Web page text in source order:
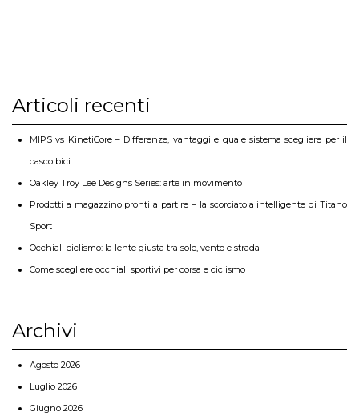
Articoli recenti
MIPS vs KinetiCore – Differenze, vantaggi e quale sistema scegliere per il
casco bici
Oakley Troy Lee Designs Series: arte in movimento
Prodotti a magazzino pronti a partire – la scorciatoia intelligente di Titano
Sport
Occhiali ciclismo: la lente giusta tra sole, vento e strada
Come scegliere occhiali sportivi per corsa e ciclismo
Archivi
Agosto 2026
Luglio 2026
Giugno 2026